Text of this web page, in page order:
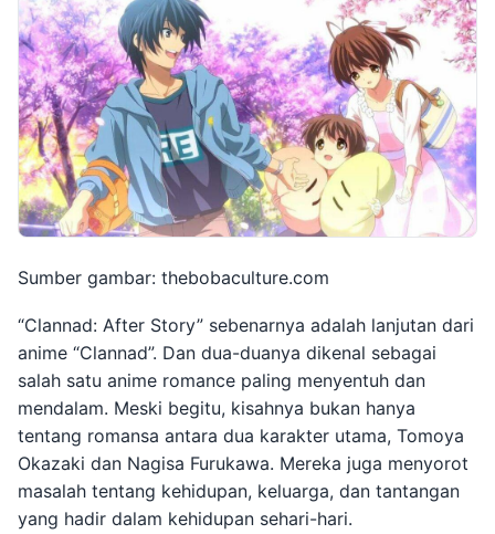
Sumber gambar: thebobaculture.com
“Clannad: After Story” sebenarnya adalah lanjutan dari
anime “Clannad”. Dan dua-duanya dikenal sebagai
salah satu anime romance paling menyentuh dan
mendalam. Meski begitu, kisahnya bukan hanya
tentang romansa antara dua karakter utama, Tomoya
Okazaki dan Nagisa Furukawa. Mereka juga menyorot
masalah tentang kehidupan, keluarga, dan tantangan
yang hadir dalam kehidupan sehari-hari.